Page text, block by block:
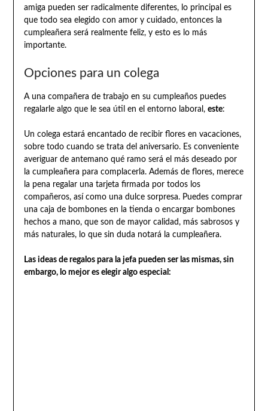
amiga pueden ser radicalmente diferentes, lo principal es
que todo sea elegido con amor y cuidado, entonces la
cumpleañera será realmente feliz, y esto es lo más
importante.
Opciones para un colega
A una compañera de trabajo en su cumpleaños puedes
regalarle algo que le sea útil en el entorno laboral, este:
Un colega estará encantado de recibir flores en vacaciones,
sobre todo cuando se trata del aniversario. Es conveniente
averiguar de antemano qué ramo será el más deseado por
la cumpleañera para complacerla. Además de flores, merece
la pena regalar una tarjeta firmada por todos los
compañeros, así como una dulce sorpresa. Puedes comprar
una caja de bombones en la tienda o encargar bombones
hechos a mano, que son de mayor calidad, más sabrosos y
más naturales, lo que sin duda notará la cumpleañera.
Las ideas de regalos para la jefa pueden ser las mismas, sin
embargo, lo mejor es elegir algo especial: